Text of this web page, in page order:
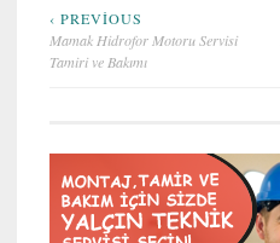
Yazı
gezinmesi
‹ PREVIOUS
Mamak Hidrofor Motoru Servisi
Tamiri ve Bakımı